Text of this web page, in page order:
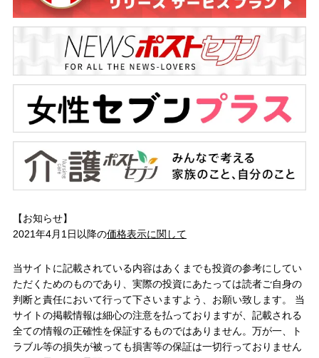
【お知らせ】
2021年4月1日以降の価格表示に関して
当サイトに記載されている内容はあくまでも投資の参考にしてい
ただくためのものであり、実際の投資にあたっては読者ご自身の
判断と責任において行って下さいますよう、お願い致します。 当
サイトの掲載情報は細心の注意を払っておりますが、記載される
全ての情報の正確性を保証するものではありません。万が一、ト
ラブル等の損失が被っても損害等の保証は一切行っておりません